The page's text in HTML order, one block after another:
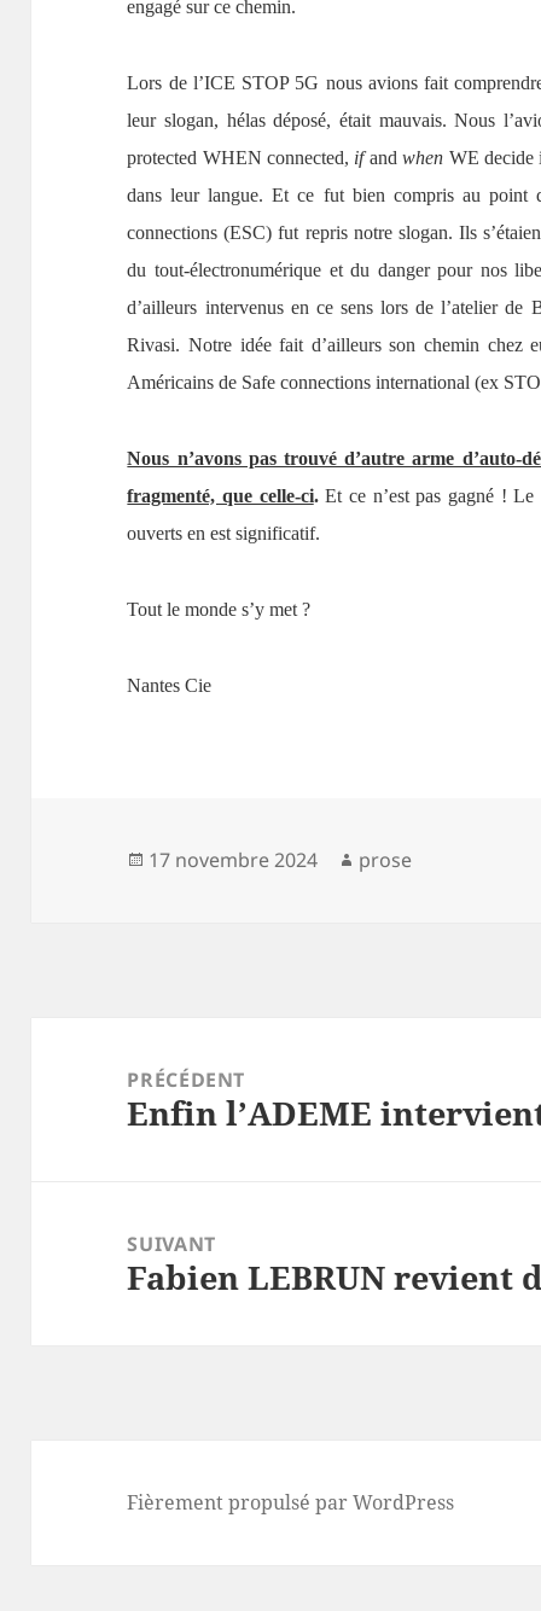
engagé sur ce chemin.
Lors de l’ICE STOP 5G nous avions fait
leur slogan, hélas déposé, était mauvais. Nous
protected WHEN connected, ifandwhen WE decide
dans leur langue. Et ce fut bien compris au point
connections (ESC) fut repris notre slogan. Ils
du tout-électronumérique et du danger pour nos
d’ailleurs intervenus en ce sens lors de l’atelier
Rivasi. Notre idée fait d’ailleurs son chemin chez
Américains de Safe connections international (ex
Nous n’avons pas trouvé d’autre arme d’auto-
fragmenté, que celle-ci.Et ce n’est pas gagné ! Le
ouverts en est significatif.
Tout le monde s’y met ?
Nantes Cie
Publié
17 novembre 2024 Auteur
prose
PRÉCÉDENT
Article
Enfin l’ADEME
SUIVANT
Article
Fabien LEBRUN revient
Fièrement propulsé par WordPress